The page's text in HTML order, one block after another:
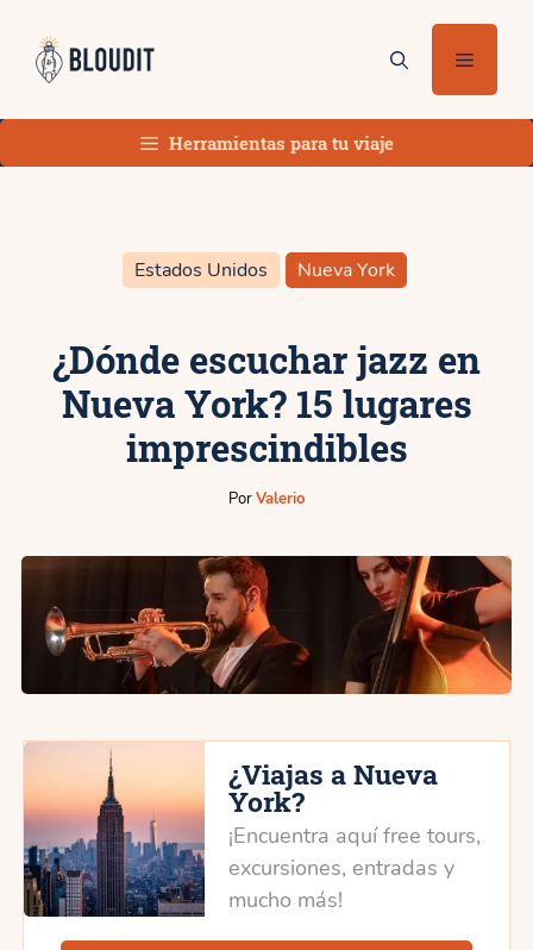
contenido
Menú
Herramientas para tu viaje
Estados Unidos Nueva York
¿Dónde escuchar jazz en
Nueva York? 15 lugares
imprescindibles
PorValerio
¿Viajas a Nueva
York?
¡Encuentra aquí free tours,
excursiones, entradas y
mucho más!